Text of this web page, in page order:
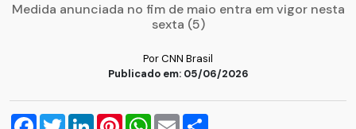
Medida anunciada no fim de maio entra em vigor nesta
sexta (5)
Por CNN Brasil
Publicado em: 05/06/2026
Facebook
TwitterLinkedInPinterestWhatsApp
Email